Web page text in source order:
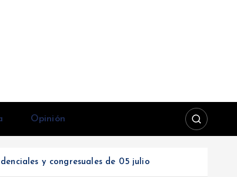
Opinión
y congresuales de 05 julio